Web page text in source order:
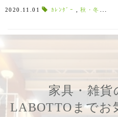
限定で全品10%現金還元！
2020.11.01 ｶﾚﾝﾀﾞｰ ,秋・冬アイテム
家具・雑貨
LABOTTOまでお